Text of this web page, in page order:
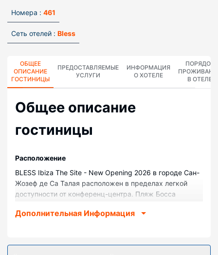
Номера : 461
Сеть отелей : Bless
ОБЩЕЕ
ОПИСАНИЕ
ГОСТИНИЦЫ
ПРЕДОСТАВЛЯЕМЫЕ
УСЛУГИ
ИНФОРМАЦИЯ
О ХОТЕЛЕ
ПОРЯДОК
В ОТЕЛЕ
Общее описание
гостиницы
Pасположение
BLESS Ibiza The Site - New Opening 2026 в городе Сан-
Жозеф де Са Талая расположен в пределах легкой
доступности от конференц-центра. Пляж Босса
Ботафоч — в 6 минутах езды. Отель с пляжем —
Дополнительная Информация